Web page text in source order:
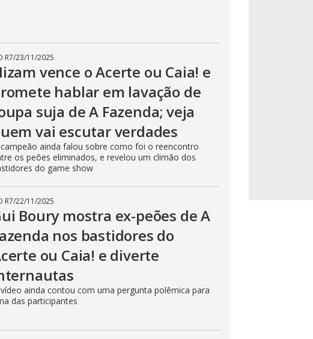
R7/23/11/2025
vence o Acerte ou Caia! e
hablar em lavação de
suja de A Fazenda; veja
vai escutar verdades
ainda falou sobre como foi o reencontro
os peões eliminados, e revelou um climão dos
do game show
R7/22/11/2025
Boury mostra ex-peões de A
nos bastidores do
ou Caia! e diverte
ainda contou com uma pergunta polêmica para
das participantes